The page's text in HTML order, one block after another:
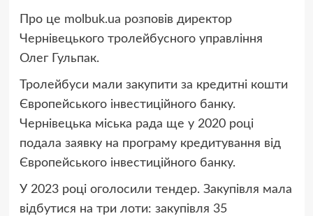
Про це molbuk.ua розповів директор
Чернівецького тролейбусного управління
Олег Гульпак.
Тролейбуси мали закупити за кредитні кошти
Європейського інвестиційного банку.
Чернівецька міська рада ще у 2020 році
подала заявку на програму кредитування від
Європейського інвестиційного банку.
У 2023 році оголосили тендер. Закупівля мала
відбутися на три лоти: закупівля 35